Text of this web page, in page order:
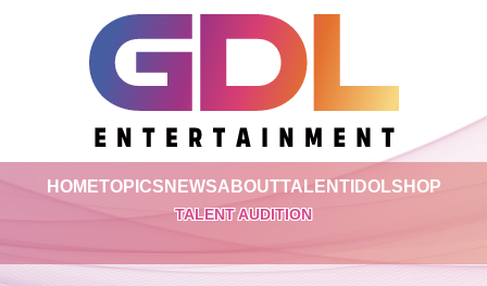
HOMETOPICS NEWSABOUTTALENTIDOLSHOP
TALENT AUDITION